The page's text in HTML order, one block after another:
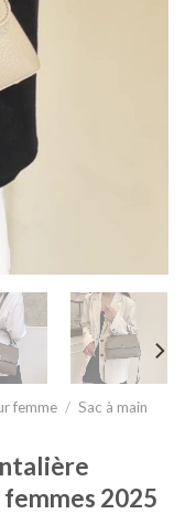
femme / Sac à main
2025